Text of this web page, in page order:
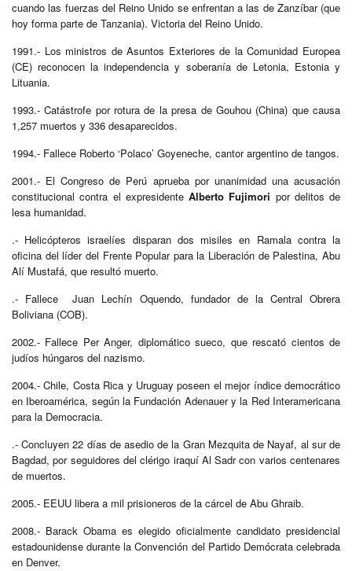
cuando las fuerzas del Reino Unido se enfrentan a las de Zanzíbar (que
hoy forma parte de Tanzania). Victoria del Reino Unido.
1991.- Los ministros de Asuntos Exteriores de la Comunidad Europea
(CE) reconocen la independencia y soberanía de Letonia, Estonia y
Lituania.
1993.- Catástrofe por rotura de la presa de Gouhou (China) que causa
1,257 muertos y 336 desaparecidos.
1994.- Fallece Roberto ‘Polaco’ Goyeneche, cantor argentino de tangos.
2001.- El Congreso de Perú aprueba por unanimidad una acusación
constitucional contra el expresidente Alberto Fujimori por delitos de
lesa humanidad.
.- Helicópteros israelíes disparan dos misiles en Ramala contra la
oficina del líder del Frente Popular para la Liberación de Palestina, Abu
Alí Mustafá, que resultó muerto.
.- Fallece Juan Lechín Oquendo, fundador de la Central Obrera
Boliviana (COB).
2002.- Fallece Per Anger, diplomático sueco, que rescató cientos de
judíos húngaros del nazismo.
2004.- Chile, Costa Rica y Uruguay poseen el mejor índice democrático
en Iberoamérica, según la Fundación Adenauer y la Red Interamericana
para la Democracia.
.- Concluyen 22 días de asedio de la Gran Mezquita de Nayaf, al sur de
Bagdad, por seguidores del clérigo iraquí Al Sadr con varios centenares
de muertos.
2005.- EEUU libera a mil prisioneros de la cárcel de Abu Ghraib.
2008.- Barack Obama es elegido oficialmente candidato presidencial
estadounidense durante la Convención del Partido Demócrata celebrada
en Denver.